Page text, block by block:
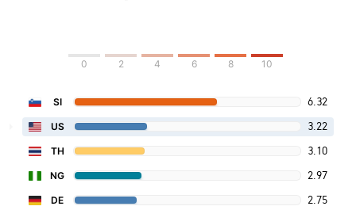
0 2 4 6 8 10
SI 6.32
US 3.22
TH 3.10
NG 2.97
DE 2.75